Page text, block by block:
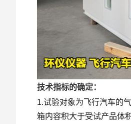
技术指标的确定：
1.试验对象为飞行汽车的
箱内容积大于受试产品体